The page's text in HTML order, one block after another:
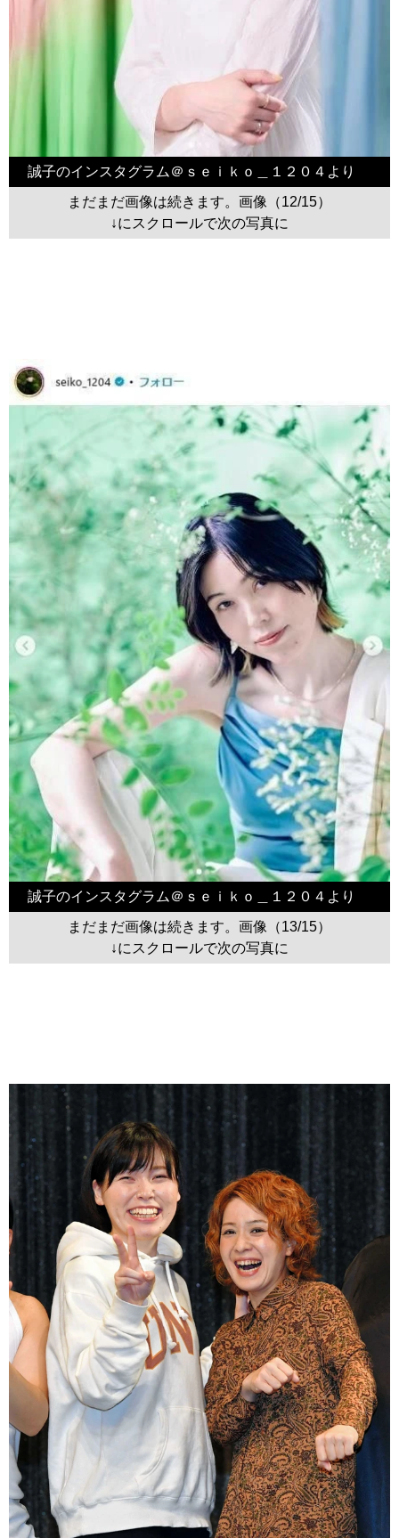
誠子のインスタグラム＠ｓｅｉｋｏ＿１２０４より
まだまだ画像は続きます。画像（12/15）
↓にスクロールで次の写真に
誠子のインスタグラム＠ｓｅｉｋｏ＿１２０４より
まだまだ画像は続きます。画像（13/15）
↓にスクロールで次の写真に